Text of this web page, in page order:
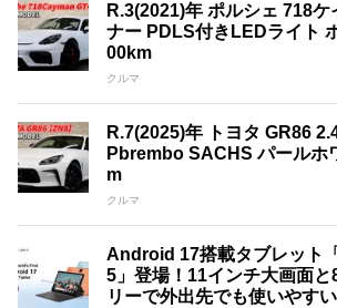
R.3(2021)年 ポルシェ 718
ナー PDLS付きLEDライト
00km
クルマ
R.7(2025)年 トヨタ GR86
Pbrembo SACHS パールホ
m
クルマ
Android 17搭載タブレット
5」登場！11インチ大画面
リーで外出先でも使いやす